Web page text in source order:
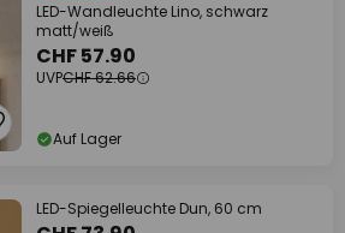
LED-Wandleuchte Lino, schwarz
matt/weiß
CHF 57.90
UVPCHF 62.66
Auf Lager
LED-Spiegelleuchte Dun, 60 cm